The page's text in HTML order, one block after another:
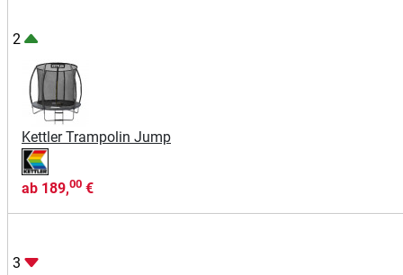
2
Kettler Trampolin Jump
ab 189,00 €
3